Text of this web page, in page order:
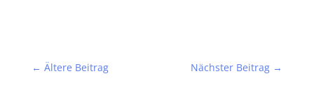
← Ältere Beitrag Nächster Beitrag →